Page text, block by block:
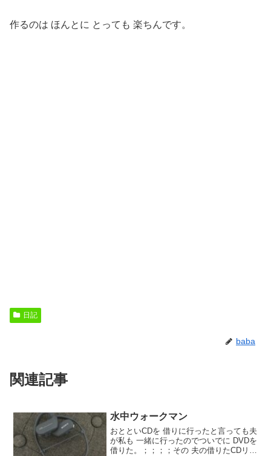
作るのは ほんとに とっても 楽ちんです。
日記
baba
関連記事
水中ウォークマン
おとといCDを 借りに行ったと言っても夫
が私も 一緒に行ったのでついでに DVDを
借りた。；；；；その 夫の借りたCDリフ